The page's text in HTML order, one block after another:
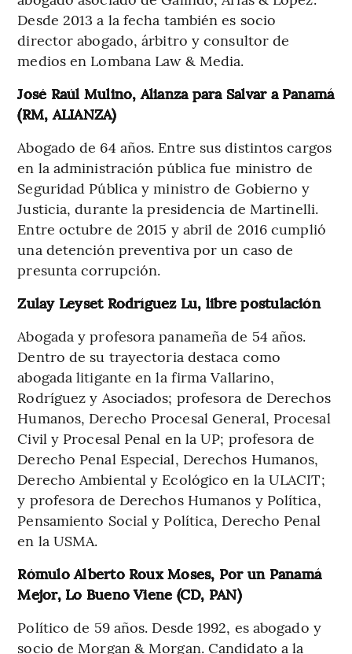
Desde 2013 a la fecha también es socio
director abogado, árbitro y consultor de
medios en Lombana Law & Media.
José Raúl Mulino, Alianza para Salvar a Panamá
(RM, ALIANZA)
Abogado de 64 años. Entre sus distintos cargos
en la administración pública fue ministro de
Seguridad Pública y ministro de Gobierno y
Justicia, durante la presidencia de Martinelli.
Entre octubre de 2015 y abril de 2016 cumplió
una detención preventiva por un caso de
presunta corrupción.
Zulay Leyset Rodríguez Lu, libre postulación
Abogada y profesora panameña de 54 años.
Dentro de su trayectoria destaca como
abogada litigante en la firma Vallarino,
Rodríguez y Asociados; profesora de Derechos
Humanos, Derecho Procesal General, Procesal
Civil y Procesal Penal en la UP; profesora de
Derecho Penal Especial, Derechos Humanos,
Derecho Ambiental y Ecológico en la ULACIT;
y profesora de Derechos Humanos y Política,
Pensamiento Social y Política, Derecho Penal
en la USMA.
Rómulo Alberto Roux Moses, Por un Panamá
Mejor, Lo Bueno Viene (CD, PAN)
Político de 59 años. Desde 1992, es abogado y
socio de Morgan & Morgan. Candidato a la